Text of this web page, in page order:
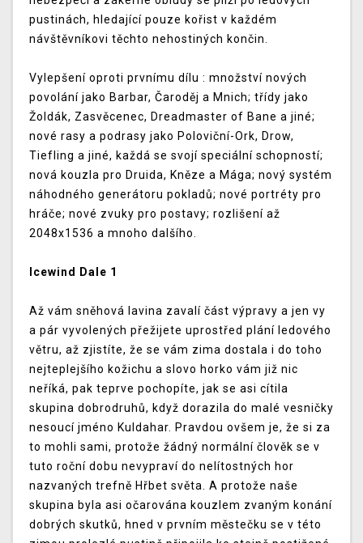
pustinách, hledající pouze kořist v každém
návštěvníkovi těchto nehostiných končin.
Vylepšení oproti prvnímu dílu : množství nových
povolání jako Barbar, Čaroděj a Mnich; třídy jako
Žoldák, Zasvěcenec, Dreadmaster of Bane a jiné;
nové rasy a podrasy jako Poloviční-Ork, Drow,
Tiefling a jiné, každá se svojí speciální schopností;
nová kouzla pro Druida, Kněze a Mága; nový systém
náhodného generátoru pokladů; nové portréty pro
hráče; nové zvuky pro postavy; rozlišení až
2048x1536 a mnoho dalšího.
Icewind Dale 1
Až vám sněhová lavina zavalí část výpravy a jen vy
a pár vyvolených přežijete uprostřed plání ledového
větru, až zjistíte, že se vám zima dostala i do toho
nejteplejšího kožichu a slovo horko vám již nic
neříká, pak teprve pochopíte, jak se asi cítila
skupina dobrodruhů, když dorazila do malé vesničky
nesoucí jméno Kuldahar. Pravdou ovšem je, že si za
to mohli sami, protože žádný normální člověk se v
tuto roční dobu nevypraví do nelítostných hor
nazvaných trefně Hřbet světa. A protože naše
skupina byla asi očarována kouzlem zvaným konání
dobrých skutků, hned v prvním městečku se v této